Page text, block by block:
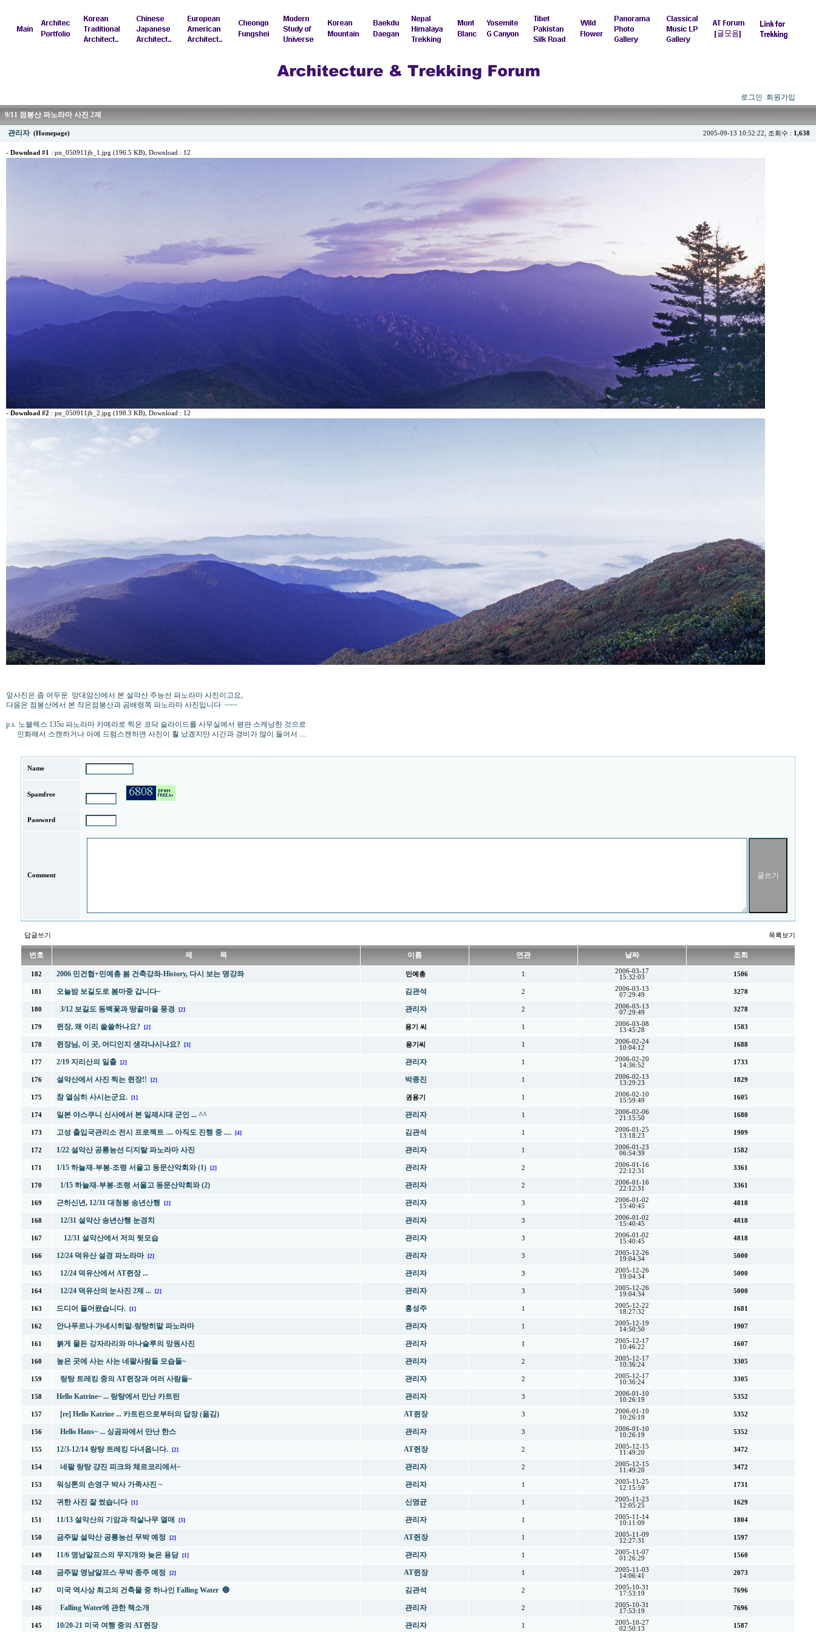
로그인 회원가입
9/11 점봉산 파노라마 사진 2제
관리자 (Homepage) 2005-09-13 10:52:22, 조회수 : 1,638
- Download #1 : pn_050911jb_1.jpg (196.5 KB) , Download : 12
- Download #2 : pn_050911jb_2.jpg (198.3 KB), Download : 12
앞사진은 좀 어두운 망대암산에서 본 설악산 주능선 파노라마 사진이고요,
다음은 점봉산에서 본 작은점봉산과 곰배령쪽 파노라마 사진입니다 ~~~
p.s. 노블렉스 135u 파노라마 카메라로 찍은 코닥 슬라이드를 사무실에서 평판 스캐닝한 것으로
인화해서 스캔하거나 아예 드럼스캔하면 사진이 훨 났겠지만 시간과 경비가 많이 들어서 ....
Name
Spamfree
Password
Comment
답글쓰기 목록보기
번호 제 목 이름 연관 날짜 조회
182 2006 민건협+민예총 봄 건축강좌-History, 다시 보는 명강좌 민예총 1
2006-03-17
15:32:03
1506
181 오늘밤 보길도로 봄마중 갑니다~ 김관석 2
2006-03-13
07:29:49
3278
180 3/12 보길도 동백꽃과 땅끝마을 풍경 [2] 관리자 2
2006-03-13
07:29:49
3278
179 쥔장, 왜 이리 쓸쓸하나요? [2] 용기 씨 1
2006-03-08
13:45:28
1583
178 쥔장님, 이 곳, 어디인지 생각나시나요? [3] 용기씨 1
2006-02-24
10:04:12
1688
177 2/19 지리산의 일출 [2] 관리자 1
2006-02-20
14:36:52
1733
176 설악산에서 사진 찍는 쥔장!! [2] 박종진 1
2006-02-13
13:29:23
1829
175 참 열심히 사시는군요. [1] 권용기 1
2006-02-10
15:59:49
1605
174 일본 야스쿠니 신사에서 본 일제시대 군인 ... ^^ 관리자 1
2006-02-06
21:15:50
1680
173 고성 출입국관리소 전시 프로젝트 .... 아직도 진행 중 .... [4] 김관석 1
2006-01-25
13:18:23
1909
172 1/22 설악산 공룡능선 디지탈 파노라마 사진 관리자 1
2006-01-23
06:54:39
1582
171 1/15 하늘재-부봉-조령 서울고 동문산악회와 (1) [2] 관리자 2
2006-01-16
22:12:31
3361
170 1/15 하늘재-부봉-조령 서울고 동문산악회와 (2) 관리자 2
2006-01-16
22:12:31
3361
169 근하신년, 12/31 대청봉 송년산행 [2] 관리자 3
2006-01-02
15:40:45
4818
168 12/31 설악산 송년산행 눈경치 관리자 3
2006-01-02
15:40:45
4818
167 12/31 설악산에서 저의 뒷모습 관리자 3
2006-01-02
15:40:45
4818
166 12/24 덕유산 설경 파노라마 [2] 관리자 3
2005-12-26
19:04:34
5000
165 12/24 덕유산에서 AT쥔장 ... 관리자 3
2005-12-26
19:04:34
5000
164 12/24 덕유산의 눈사진 2제 ... [2] 관리자 3
2005-12-26
19:04:34
5000
163 드디어 들어왔습니다. [1] 홍성주 1
2005-12-22
18:27:32
1681
162 안나푸르나-가네시히말-랑탕히말 파노라마 관리자 1
2005-12-19
14:50:50
1907
161 붉게 물든 강자라리와 마나슬루의 망원사진 관리자 1
2005-12-17
10:46:22
1607
160 높은 곳에 사는 사는 네팔사람들 모습들~ 관리자 2
2005-12-17
10:36:24
3305
159 랑탕 트레킹 중의 AT쥔장과 여러 사람들~ 관리자 2
2005-12-17
10:36:24
3305
158 Hello Katrine~ ... 랑탕에서 만난 카트린 관리자 3
2006-01-10
10:26:19
5352
157 [re] Hello Katrine ... 카트린으로부터의 답장 (옮김) AT쥔장 3
2006-01-10
10:26:19
5352
156 Hello Hans~ ... 싱곰파에서 만난 한스 관리자 3
2006-01-10
10:26:19
5352
155 12/3-12/14 랑탕 트레킹 다녀옵니다. [2] AT쥔장 2
2005-12-15
11:49:20
3472
154 네팔 랑탕 걍진 피크와 체르코리에서~ 관리자 2
2005-12-15
11:49:20
3472
153 워싱톤의 손영구 박사 가족사진 ~ 관리자 1
2005-11-25
12:15:59
1731
152 귀한 사진 잘 썼습니다 [1] 신영균 1
2005-11-23
12:05:25
1629
151 11/13 설악산의 기암과 작살나무 열매 [3] 관리자 1
2005-11-14
10:11:09
1804
150 금주말 설악산 공룡능선 무박 예정 [2] AT쥔장 1
2005-11-09
12:27:31
1597
149 11/6 영남알프스의 무지개와 늦은 용담 [1] 관리자 1
2005-11-07
01:26:29
1560
148 금주말 영남알프스 무박 종주 예정 [2] AT쥔장 1
2005-11-03
14:06:41
2073
147 미국 역사상 최고의 건축물 중 하나인 Falling Water 🔵 김관석 2
2005-10-31
17:53:19
7696
146 Falling Water에 관한 책소개 관리자 2
2005-10-31
17:53:19
7696
145 10/20-21 미국 여행 중의 AT쥔장 관리자 1
2005-10-27
02:50:13
1587